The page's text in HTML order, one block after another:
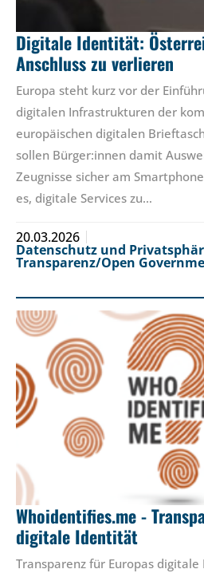
Digitale Identität:
Anschluss zu verlieren
Europa steht kurz vor der
digitalen Infrastrukturen der
europäischen digitalen
sollen Bürger:innen damit
Zeugnisse sicher am
es, digitale Services zu…
20.03.2026
Datenschutz und
Transparenz/Open
Whoidentifies.me -
digitale Identität
Transparenz für Europas